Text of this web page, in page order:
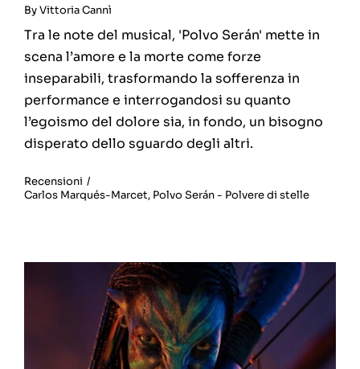
ByVittoria Cannì
Tra le note del musical, 'Polvo Serán' mette in
scena l’amore e la morte come forze
inseparabili, trasformando la sofferenza in
performance e interrogandosi su quanto
l’egoismo del dolore sia, in fondo, un bisogno
disperato dello sguardo degli altri.
Recensioni /
Carlos Marqués-Marcet, Polvo Serán - Polvere di stelle